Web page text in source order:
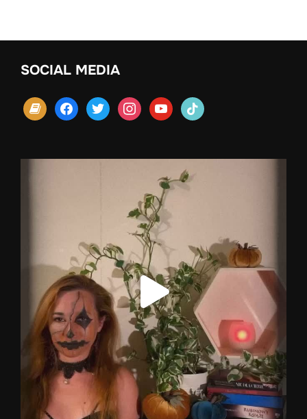
SOCIAL MEDIA
book facebooktwitter instagramyoutubetiktok